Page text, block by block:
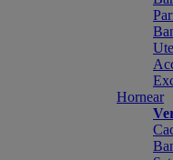
Hornear